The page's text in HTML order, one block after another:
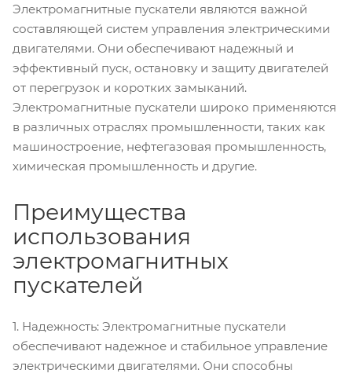
Электромагнитные пускатели являются важной
составляющей систем управления электрическими
двигателями. Они обеспечивают надежный и
эффективный пуск, остановку и защиту двигателей
от перегрузок и коротких замыканий.
Электромагнитные пускатели широко применяются
в различных отраслях промышленности, таких как
машиностроение, нефтегазовая промышленность,
химическая промышленность и другие.
Преимущества
использования
электромагнитных
пускателей
1. Надежность: Электромагнитные пускатели
обеспечивают надежное и стабильное управление
электрическими двигателями. Они способны